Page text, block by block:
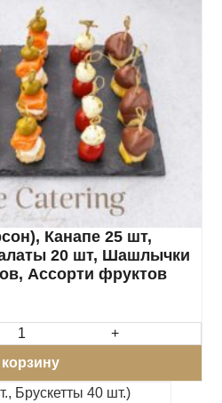
Канапе 25 шт,
20 шт, Шашлычки
Ассорти фруктов
+